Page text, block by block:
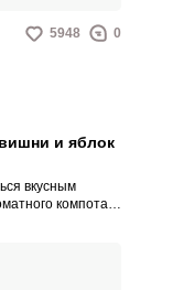
5948 0
и яблок
вкусным
компота